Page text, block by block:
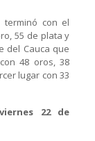
con el
55 de plata y
del Cauca que
48 oros, 38
lugar con 33
22 de